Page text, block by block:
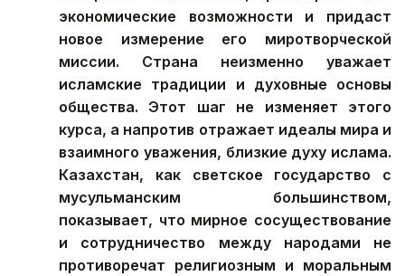
экономические возможности и придаст
новое измерение его миротворческой
миссии. Страна неизменно уважает
исламские традиции и духовные основы
общества. Этот шаг не изменяет этого
курса, а напротив отражает идеалы мира и
взаимного уважения, близкие духу ислама.
Казахстан, как светское государство с
мусульманским большинством,
показывает, что мирное сосуществование
и сотрудничество между народами не
противоречат религиозным и моральным